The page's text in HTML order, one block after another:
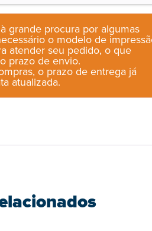
grande procura por algumas
o modelo de
atender seu pedido, o que
prazo de envio.
o prazo de entrega já
atualizada.